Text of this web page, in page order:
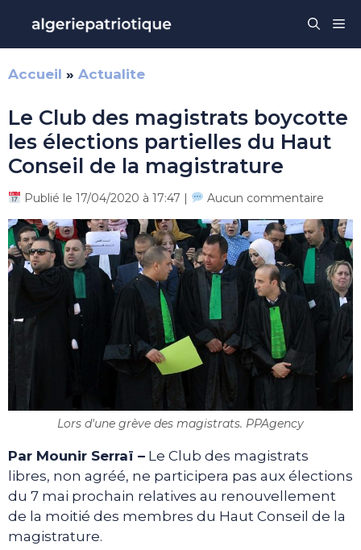
contenu
Accueil » Actualite
Le Club des magistrats boycotte
les élections partielles du Haut
Conseil de la magistrature
Publié le 17/04/2020 à 17:47 | Aucun commentaire
Lors d'une grève des magistrats. PPAgency
Par Mounir Serraï – Le Club des magistrats
libres, non agréé, ne participera pas aux élections
du 7 mai prochain relatives au renouvellement
de la moitié des membres du Haut Conseil de la
magistrature.